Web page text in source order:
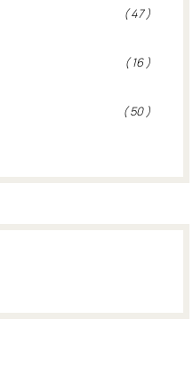
( 47 )
( 16 )
( 50 )